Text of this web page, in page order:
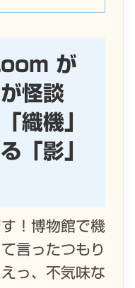
が
怪談
織機」
「影」
！博物館で機
言ったつもり
っ、不気味な